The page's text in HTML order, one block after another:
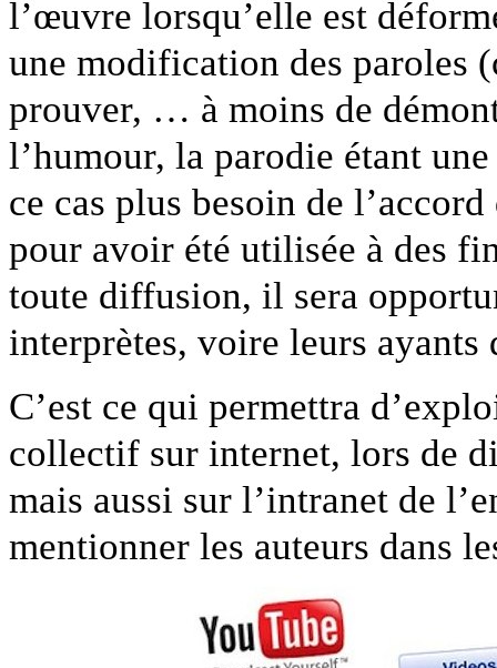
l’œuvre lorsqu’elle est
une modification des paroles
prouver, … à moins de
l’humour, la parodie étant
ce cas plus besoin de
pour avoir été utilisée à des
toute diffusion, il sera
interprètes, voire leurs
C’est ce qui permettra
collectif sur internet, lors de
mais aussi sur l’intranet de
mentionner les auteurs dans